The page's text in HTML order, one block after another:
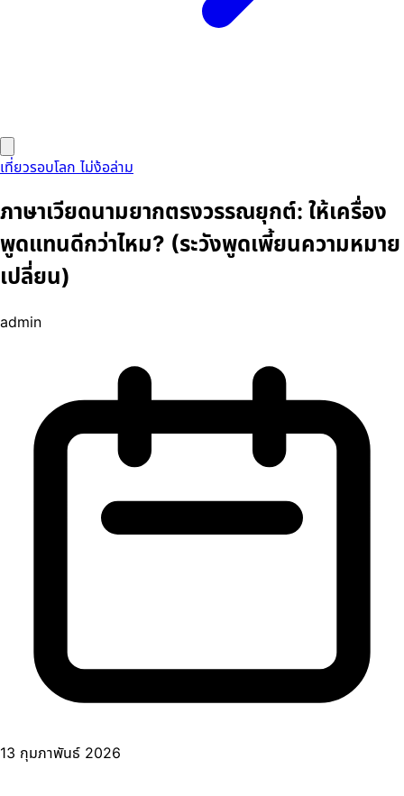
เที่ยวรอบโลก ไม่ง้อล่าม
ภาษาเวียดนามยากตรงวรรณยุกต์: ให้เครื่อง
พูดแทนดีกว่าไหม? (ระวังพูดเพี้ยนความหมาย
เปลี่ยน)
admin
13 กุมภาพันธ์ 2026